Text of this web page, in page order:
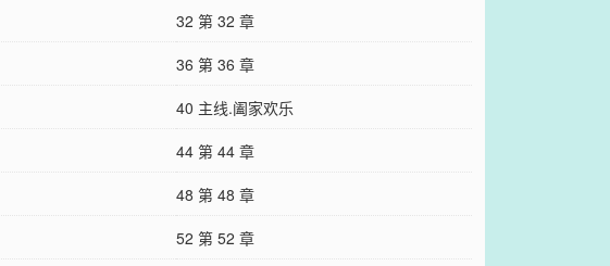
32 第 32 章
36 第 36 章
40 主线.阖家欢乐
44 第 44 章
48 第 48 章
52 第 52 章